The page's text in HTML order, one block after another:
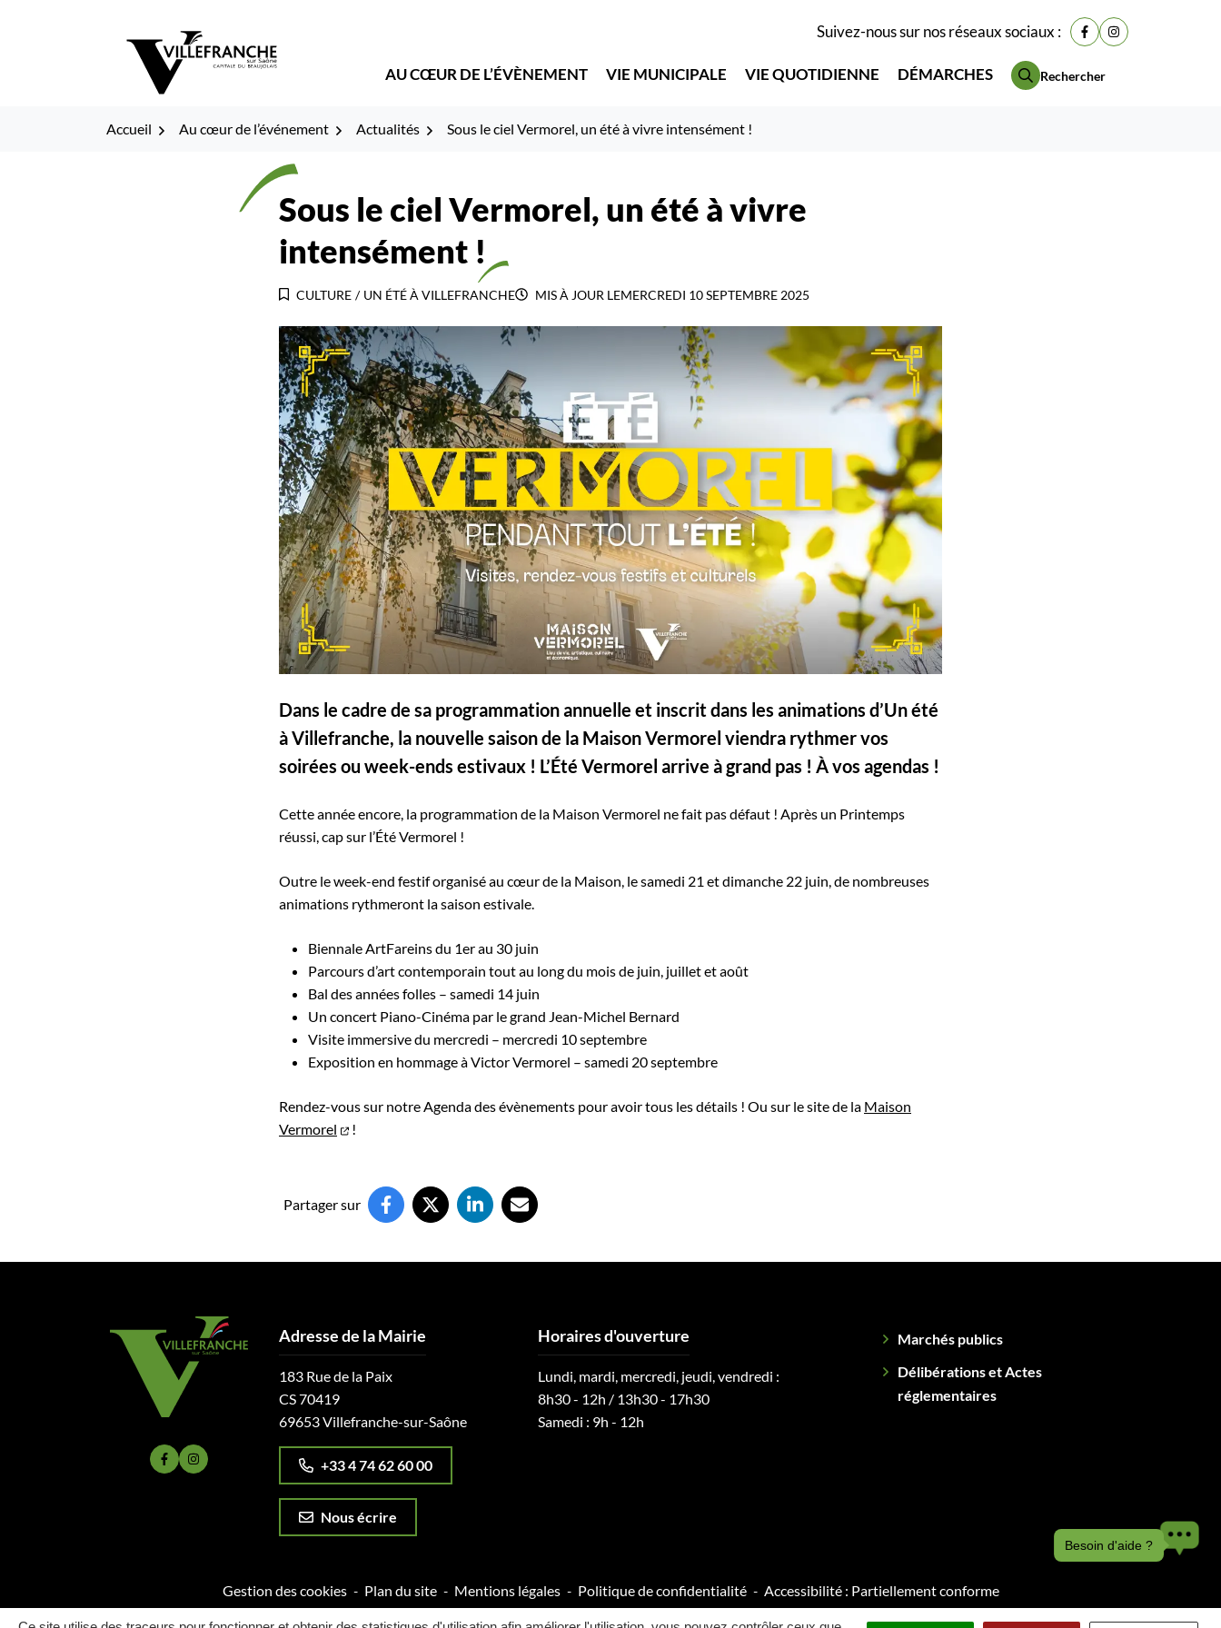
Suivez-nous sur nos réseaux sociaux : Lien vers le compte
Lien vers le
AU CŒUR DE L’ÉVÈNEMENT VIE MUNICIPALE VIE QUOTIDIENNE DÉMARCHES Rechercher
Accueil Au cœur de l’événement Actualités Sous le ciel Vermorel, un été à vivre intensément !
Sous le ciel Vermorel, un été à vivre
intensément !
CULTURE / UN ÉTÉ À VILLEFRANCHE MIS À JOUR LEMERCREDI 10 SEPTEMBRE 2025
Dans le cadre de sa programmation annuelle et inscrit dans les animations d’Un été
à Villefranche, la nouvelle saison de la Maison Vermorel viendra rythmer vos
soirées ou week-ends estivaux ! L’Été Vermorel arrive à grand pas ! À vos agendas !
Cette année encore, la programmation de la Maison Vermorel ne fait pas défaut ! Après un Printemps
réussi, cap sur l’Été Vermorel !
Outre le week-end festif organisé au cœur de la Maison, le samedi 21 et dimanche 22 juin, de nombreuses
animations rythmeront la saison estivale.
Biennale ArtFareins du 1er au 30 juin
Parcours d’art contemporain tout au long du mois de juin, juillet et août
Bal des années folles – samedi 14 juin
Un concert Piano-Cinéma par le grand Jean-Michel Bernard
Visite immersive du mercredi – mercredi 10 septembre
Exposition en hommage à Victor Vermorel – samedi 20 septembre
Rendez-vous sur notre Agenda des évènements pour avoir tous les détails ! Ou sur le site de la Maison
Vermorel
!
Partager sur
Lien vers le compte Facebook
Lien vers le compte Instagram
Adresse de la Mairie
183 Rue de la Paix
CS 70419
69653 Villefranche-sur-Saône
+33 4 74 62 60 00
Nous écrire
Horaires d'ouverture
Lundi, mardi, mercredi, jeudi, vendredi :
8h30 - 12h / 13h30 - 17h30
Samedi : 9h - 12h
Marchés publics
Délibérations et Actes
réglementaires
Gestion des cookies Plan du site Mentions légales Politique de confidentialité Accessibilité : Partiellement conforme
Besoin d'aide ?